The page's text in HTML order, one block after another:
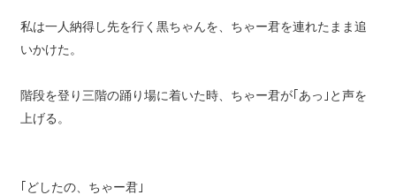
私は一人納得し先を行く黒ちゃんを、ちゃー君を連れたまま追
いかけた。
階段を登り三階の踊り場に着いた時、ちゃー君が｢あっ｣と声を
上げる。
｢どしたの、ちゃー君｣